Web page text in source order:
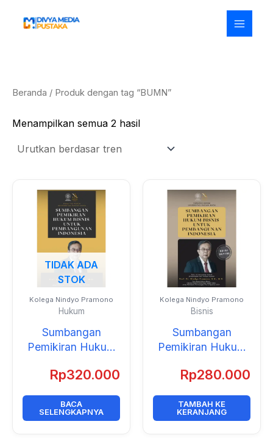
Beranda / Produk dengan tag “BUMN”
Menampilkan semua 2 hasil
TIDAK ADA
STOK
Kolega Nindyo Pramono
Hukum
Sumbangan
Pemikiran Hukum
Pembangunan
Rp320.000
BACA
SELENGKAPNYA
Kolega Nindyo Pramono
Bisnis
Sumbangan
Pemikiran Hukum
Pembangunan
Revisi)
Rp280.000
TAMBAH KE
KERANJANG